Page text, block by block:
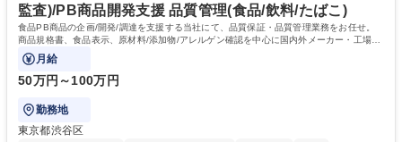
キャリアを築きたい」という前向きな意欲と挑戦を全力で応援します。 学
歴・資格 学歴：大学院 大学 高専 短大 専修学校 高校 語学力： 資格：日商
簿記検定1級 日商簿記検定2級 日商簿記検定3級
監査)/PB商品開発支援 品質管理(食品/飲料/たばこ)
食品PB商品の企画/開発/調達を支援する当社にて、品質保証・品質管理業務をお任せ。
商品規格書、食品表示、原材料/添加物/アレルゲン確認を中心に国内外メーカー・工場の
品質基準整備から発売後対応まで担います。
月給
50万円～100万円
勤務地
東京都渋谷区